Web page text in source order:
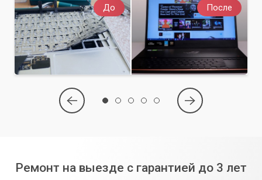
До После
Ремонт на выезде с гарантией до 3 лет